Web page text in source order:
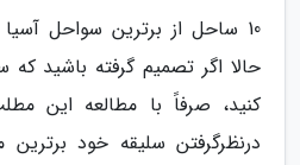
10 ساحل از برترین سواحل
حالا اگر تصمیم گرفته باشید
کنید، صرفاً با مطالعه این
درنظرگرفتن سلیقه خود